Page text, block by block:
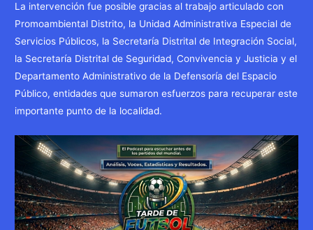
La intervención fue posible gracias al trabajo articulado con
Promoambiental Distrito, la Unidad Administrativa Especial de
Servicios Públicos, la Secretaría Distrital de Integración Social,
la Secretaría Distrital de Seguridad, Convivencia y Justicia y el
Departamento Administrativo de la Defensoría del Espacio
Público, entidades que sumaron esfuerzos para recuperar este
importante punto de la localidad.